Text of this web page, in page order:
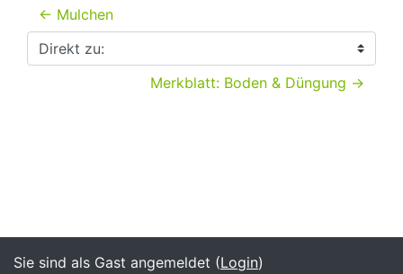
← Mulchen
Direkt zu:
Merkblatt: Boden & Düngung →
Sie sind als Gast angemeldet (Login)